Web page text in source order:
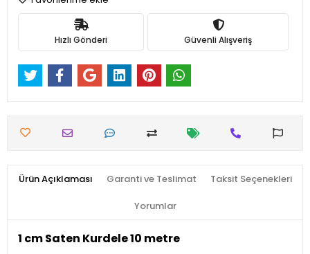
Hızlı Gönderi Güvenli Alışveriş
Ürün Açıklaması Garanti ve Teslimat Taksit Seçenekleri
Yorumlar
1 cm Saten Kurdele 10 metre